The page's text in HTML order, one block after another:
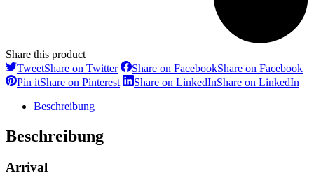
Share this product
TweetShare on Twitter Share on FacebookShare on Facebook
Pin itShare on Pinterest Share on LinkedInShare on LinkedIn
Beschreibung
Beschreibung
Arrival